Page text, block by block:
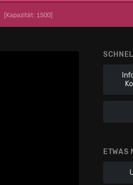
[Kapazität: 1500]
ETWAS